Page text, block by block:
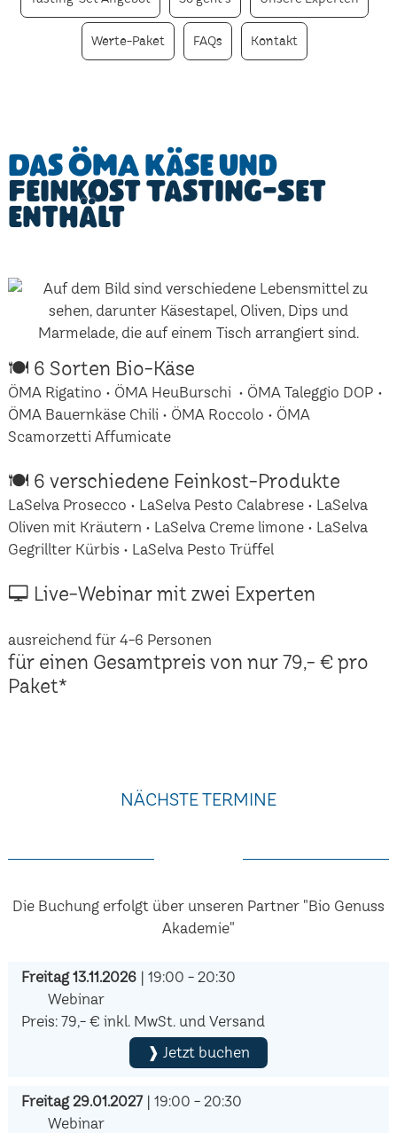
Werte-Paket FAQs Kontakt
Das ÖMA Käse und
Feinkost Tasting-Set
enthält
🍽 6 Sorten Bio-Käse
ÖMA Rigatino • ÖMA HeuBurschi • ÖMA Taleggio DOP •
ÖMA Bauernkäse Chili • ÖMA Roccolo • ÖMA
Scamorzetti Affumicate
🍽 6 verschiedene Feinkost-Produkte
LaSelva Prosecco • LaSelva Pesto Calabrese • LaSelva
Oliven mit Kräutern • LaSelva Creme limone • LaSelva
Gegrillter Kürbis • LaSelva Pesto Trüffel
🖵 Live-Webinar mit zwei Experten
ausreichend für 4-6 Personen
für einen Gesamtpreis von nur 79,- € pro
Paket*
NÄCHSTE TERMINE
Die Buchung erfolgt über unseren Partner "Bio Genuss
Akademie"
Freitag 13.11.2026| 19:00 - 20:30
Webinar
Preis: 79,- € inkl. MwSt. und Versand
❱ Jetzt buchen
Freitag 29.01.2027| 19:00 - 20:30
Webinar